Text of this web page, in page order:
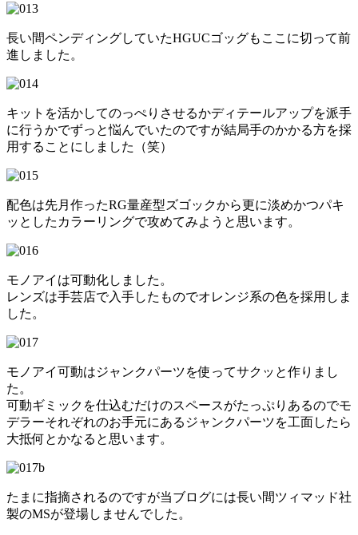
長い間ペンディングしていたHGUCゴッグもここに切って前
進しました。
キットを活かしてのっぺりさせるかディテールアップを派手
に行うかでずっと悩んでいたのですが結局手のかかる方を採
用することにしました（笑）
配色は先月作ったRG量産型ズゴックから更に淡めかつパキ
ッとしたカラーリングで攻めてみようと思います。
モノアイは可動化しました。
レンズは手芸店で入手したものでオレンジ系の色を採用しま
した。
モノアイ可動はジャンクパーツを使ってサクッと作りまし
た。
可動ギミックを仕込むだけのスペースがたっぷりあるのでモ
デラーそれぞれのお手元にあるジャンクパーツを工面したら
大抵何とかなると思います。
たまに指摘されるのですが当ブログには長い間ツィマッド社
製のMSが登場しませんでした。